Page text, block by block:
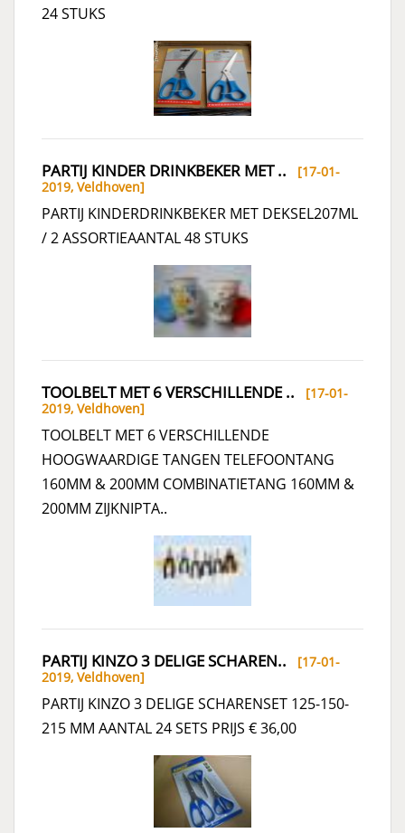
24 STUKS
PARTIJ KINDER DRINKBEKER MET .. [17-01-
2019, Veldhoven]
PARTIJ KINDERDRINKBEKER MET DEKSEL207ML
/ 2 ASSORTIEAANTAL 48 STUKS
TOOLBELT MET 6 VERSCHILLENDE .. [17-01-
2019, Veldhoven]
TOOLBELT MET 6 VERSCHILLENDE
HOOGWAARDIGE TANGEN TELEFOONTANG
160MM & 200MM COMBINATIETANG 160MM &
200MM ZIJKNIPTA..
PARTIJ KINZO 3 DELIGE SCHAREN.. [17-01-
2019, Veldhoven]
PARTIJ KINZO 3 DELIGE SCHARENSET 125-150-
215 MM AANTAL 24 SETS PRIJS € 36,00